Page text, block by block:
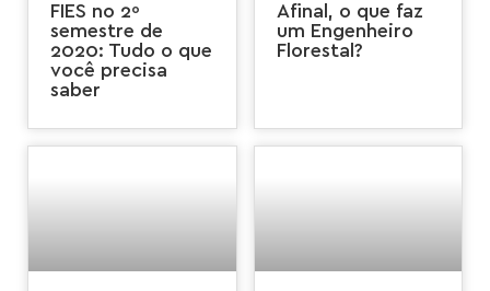
FIES no 2º
semestre de
2020: Tudo o que
você precisa
saber
Afinal, o que faz
um Engenheiro
Florestal?